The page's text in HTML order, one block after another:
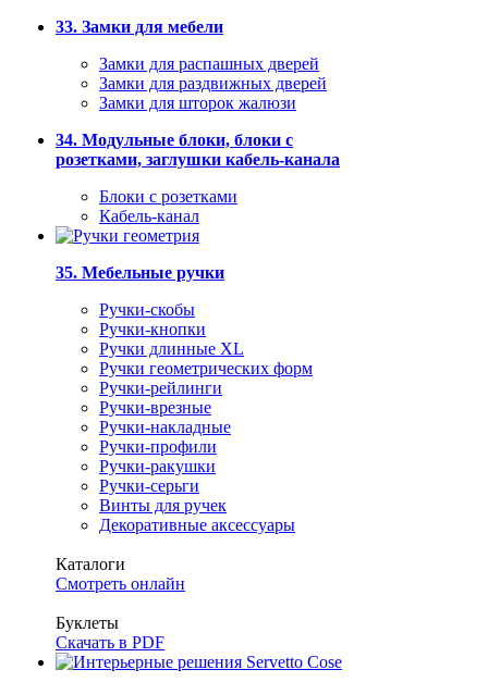
33. Замки для мебели
Замки для распашных дверей
Замки для раздвижных дверей
Замки для шторок жалюзи
34. Модульные блоки, блоки с
розетками, заглушки кабель-канала
Блоки с розетками
Кабель-канал
35. Мебельные ручки
Ручки-скобы
Ручки-кнопки
Ручки длинные XL
Ручки геометрических форм
Ручки-рейлинги
Ручки-врезные
Ручки-накладные
Ручки-профили
Ручки-ракушки
Ручки-серьги
Винты для ручек
Декоративные аксессуары
Каталоги
Смотреть онлайн
Буклеты
Скачать в PDF